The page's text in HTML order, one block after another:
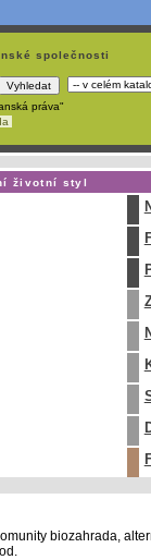
společnosti
práva"
životní styl
biozahrada,